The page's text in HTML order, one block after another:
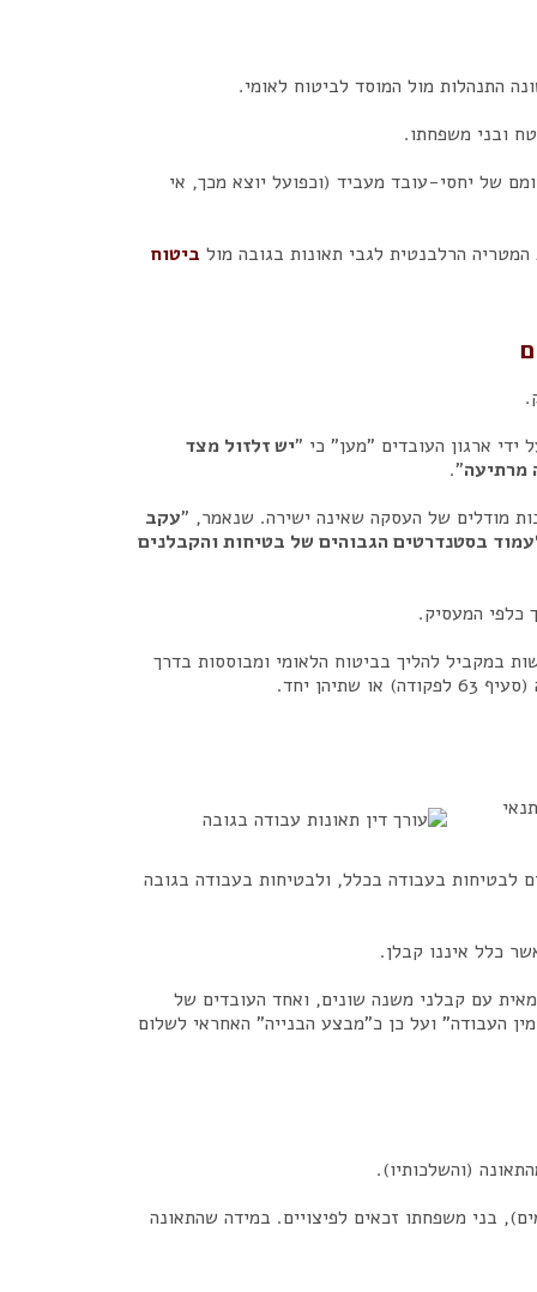
התנהלות מול המוסד לביטוח לאומי.
ובני משפחתו.
של יחסי-עובד מעביד (וכפועל יוצא מכך, אי
הרלבנטית לגבי תאונות בגובה מול ביטוח
ארגון העובדים "מען" כי "יש זלזול מצד
מרתיעה".
מודלים של העסקה שאינה ישירה. שנאמר, "עקב
בסטנדרטים הגבוהים של בטיחות והקבלנים
כלפי המעסיק.
במקביל להליך בביטוח הלאומי ומבוססות בדרך
לבטיחות בעבודה בכלל, ולבטיחות בעבודה בגובה
כלל איננו קבלן.
עם קבלני משנה שונים, ואחד העובדים של
העבודה" ועל כן כ"מבצע הבנייה" האחראי לשלום
(והשלכותיו).
בני משפחתו זכאים לפיצויים. במידה שהתאונה